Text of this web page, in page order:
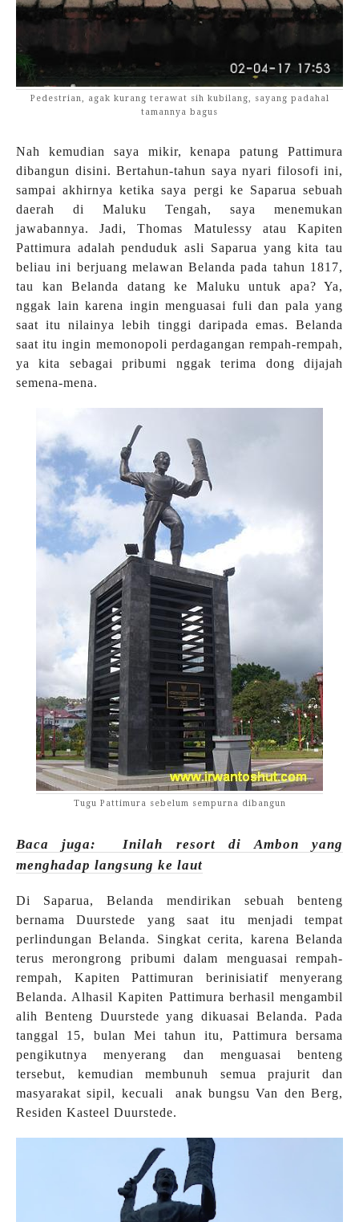
Pedestrian, agak kurang terawat sih kubilang, sayang padahal
tamannya bagus
Nah kemudian saya mikir, kenapa patung Pattimura
dibangun disini. Bertahun-tahun saya nyari filosofi ini,
sampai akhirnya ketika saya pergi ke Saparua sebuah
daerah di Maluku Tengah, saya menemukan
jawabannya. Jadi, Thomas Matulessy atau Kapiten
Pattimura adalah penduduk asli Saparua yang kita tau
beliau ini berjuang melawan Belanda pada tahun 1817,
tau kan Belanda datang ke Maluku untuk apa? Ya,
nggak lain karena ingin menguasai fuli dan pala yang
saat itu nilainya lebih tinggi daripada emas. Belanda
saat itu ingin memonopoli perdagangan rempah-rempah,
ya kita sebagai pribumi nggak terima dong dijajah
semena-mena.
Tugu Pattimura sebelum sempurna dibangun
Baca juga: Inilah resort di Ambon yang
menghadap langsung ke laut
Di Saparua, Belanda mendirikan sebuah benteng
bernama Duurstede yang saat itu menjadi tempat
perlindungan Belanda. Singkat cerita, karena Belanda
terus merongrong pribumi dalam menguasai rempah-
rempah, Kapiten Pattimuran berinisiatif menyerang
Belanda. Alhasil Kapiten Pattimura berhasil mengambil
alih Benteng Duurstede yang dikuasai Belanda. Pada
tanggal 15, bulan Mei tahun itu, Pattimura bersama
pengikutnya menyerang dan menguasai benteng
tersebut, kemudian membunuh semua prajurit dan
masyarakat sipil, kecuali anak bungsu Van den Berg,
Residen Kasteel Duurstede.